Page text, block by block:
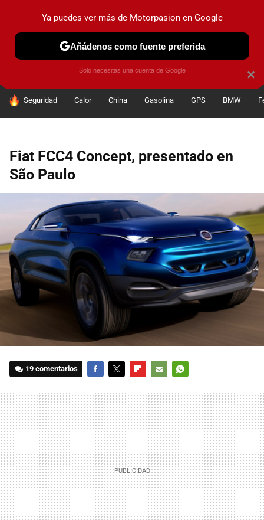
PRUEBAS COCHES ELÉCTRICOS OBSERVATORIO
HOY SE HABLA DE
Seguridad Calor China Gasolina GPS BMW
Fiat FCC4 Concept, presentado en
São Paulo
19 comentarios
MAIL
×
Ya puedes ver más de Motorpasion en Google
Añádenos como fuente preferida
Solo necesitas una cuenta de Google